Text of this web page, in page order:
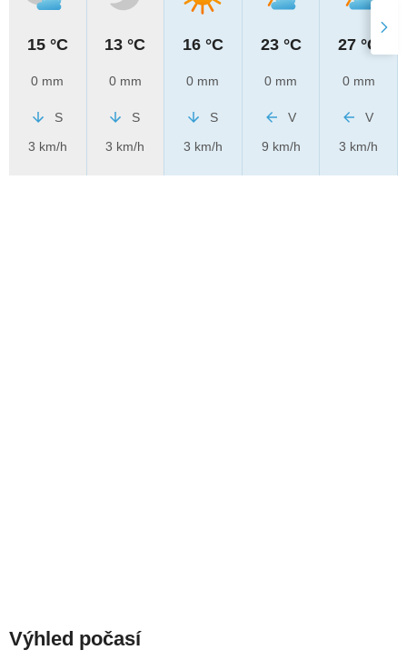
15 °C
0 mm
S
3 km/h
13 °C
0 mm
S
3 km/h
16 °C
0 mm
S
3 km/h
23 °C
0 mm
V
9 km/h
27 °C
0 mm
V
3 km/h
Výhled počasí